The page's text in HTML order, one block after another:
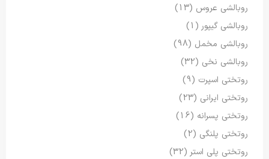
روبالشی عروس (13)
روبالشی گیپور (1)
روبالشی مخمل (98)
روبالشی نخی (32)
روتختی اسپرت (9)
روتختی ایرانی (23)
روتختی پسرانه (16)
روتختی پلنگی (2)
روتختی پلی استر (32)